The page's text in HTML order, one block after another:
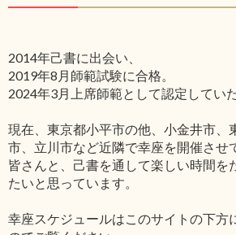
2014年己書に出会い、
2019年8月師範試験に合格。
2024年3月上席師範として認定してい
現在、東京都小平市の他、小金井市、
市、立川市など近隣で幸座を開催させ
皆さんと、己書を通して楽しい時間を
たいと思っています。
幸座スケジュールはこのサイトの下方